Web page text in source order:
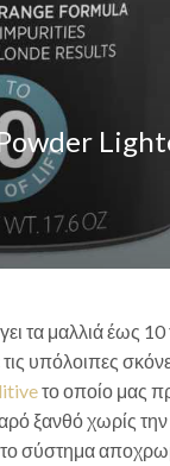
Powder
τα μαλλιά έως
τις υπόλοιπες
το οποίο μας
ξανθό χωρίς
το σύστημα